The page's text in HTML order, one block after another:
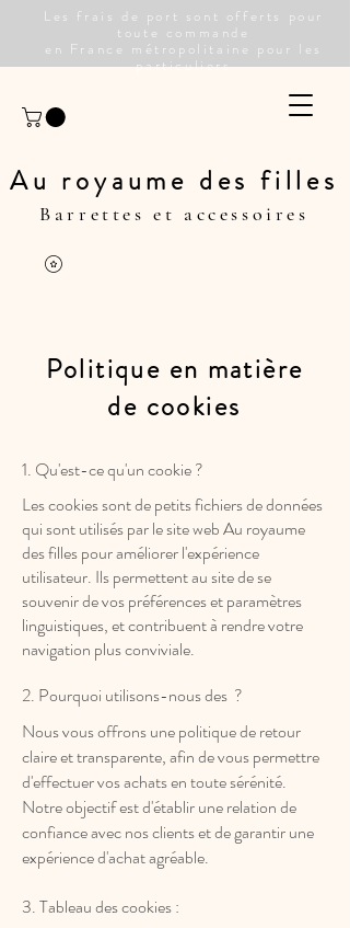
Les frais de port sont offerts pour
toute commande
en France métropolitaine pour les
particuliers
Au royaume des filles
Barrettes et accessoires
Politique en matière
de cookies
1. Qu'est-ce qu'un cookie ?
Les cookies sont de petits fichiers de données
qui sont utilisés par le site web Au royaume
des filles pour améliorer l'expérience
utilisateur. Ils permettent au site de se
souvenir de vos préférences et paramètres
linguistiques, et contribuent à rendre votre
navigation plus conviviale.
2. Pourquoi utilisons-nous des ?
Nous vous offrons une politique de retour
claire et transparente, afin de vous permettre
d'effectuer vos achats en toute sérénité.
Notre objectif est d'établir une relation de
confiance avec nos clients et de garantir une
expérience d'achat agréable.
3. Tableau des cookies :